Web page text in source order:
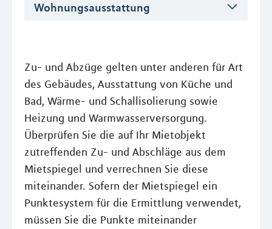
Wohnungsausstattung
Zu- und Abzüge gelten unter anderen für Art
des Gebäudes, Ausstattung von Küche und
Bad, Wärme- und Schallisolierung sowie
Heizung und Warmwasserversorgung.
Überprüfen Sie die auf Ihr Mietobjekt
zutreffenden Zu- und Abschläge aus dem
Mietspiegel und verrechnen Sie diese
miteinander. Sofern der Mietspiegel ein
Punktesystem für die Ermittlung verwendet,
müssen Sie die Punkte miteinander